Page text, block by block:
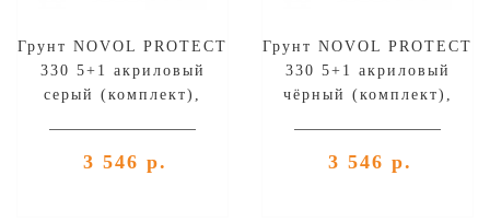
Грунт NOVOL PROTECT
330 5+1 акриловый
серый (комплект),
3 546 р.
Грунт NOVOL PROTECT
330 5+1 акриловый
чёрный (комплект),
3 546 р.